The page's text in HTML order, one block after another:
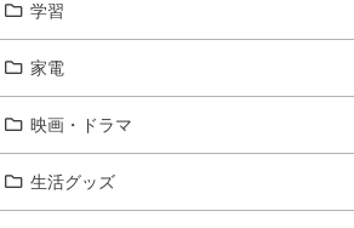
学習
家電
映画・ドラマ
生活グッズ